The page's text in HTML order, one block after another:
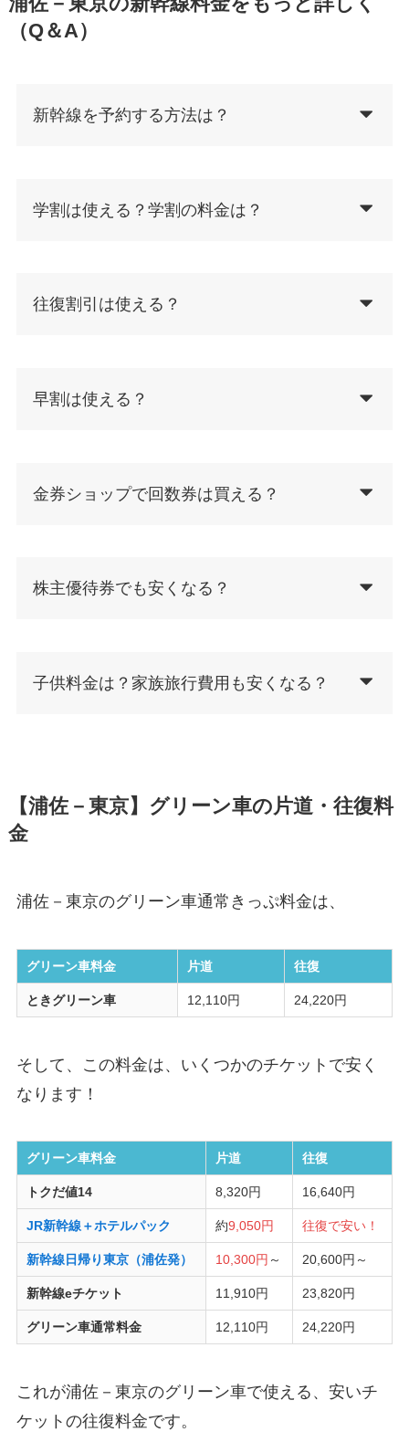
（Q＆A）
新幹線を予約する方法は？
学割は使える？学割の料金は？
往復割引は使える？
早割は使える？
金券ショップで回数券は買える？
株主優待券でも安くなる？
子供料金は？家族旅行費用も安くなる？
【浦佐－東京】グリーン車の片道・往復料
金
浦佐－東京のグリーン車通常きっぷ料金は、
グリーン車料金 片道 往復
ときグリーン車 12,110円 24,220円
そして、この料金は、いくつかのチケットで安く
なります！
グリーン車料金 片道 往復
トクだ値14 8,320円 16,640円
JR新幹線＋ホテルパック 約9,050円 往復で安い！
新幹線日帰り東京（浦佐発） 10,300円 ～ 20,600円～
新幹線eチケット 11,910円 23,820円
グリーン車通常料金 12,110円 24,220円
これが浦佐－東京のグリーン車で使える、安いチ
ケットの往復料金です。